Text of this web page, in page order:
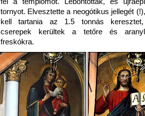
tornyot. Elvesztette a neogótikus jellegét
kell tartania az 1.5 tonnás
cserepek kerültek a tetőre és
freskókra.